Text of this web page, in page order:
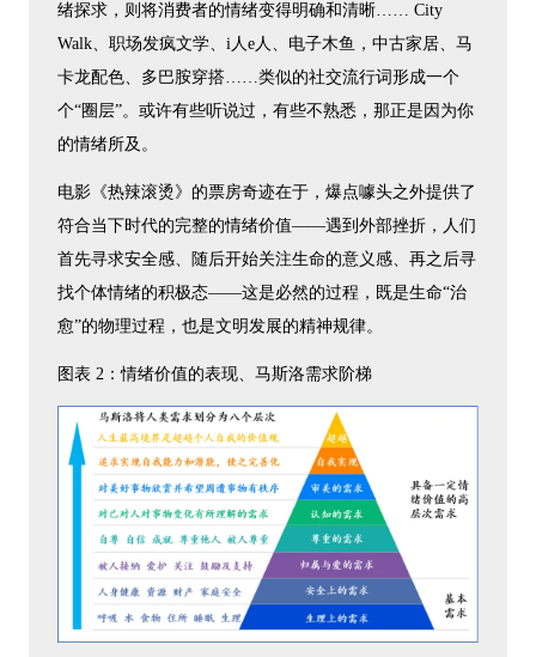
绪探求，则将消费者的情绪变得明确和清晰…… City
Walk、职场发疯文学、i人e人、电子木鱼，中古家居、马
卡龙配色、多巴胺穿搭……类似的社交流行词形成一个
个“圈层”。或许有些听说过，有些不熟悉，那正是因为你
的情绪所及。
电影《热辣滚烫》的票房奇迹在于，爆点噱头之外提供了
符合当下时代的完整的情绪价值——遇到外部挫折，人们
首先寻求安全感、随后开始关注生命的意义感、再之后寻
找个体情绪的积极态——这是必然的过程，既是生命“治
愈”的物理过程，也是文明发展的精神规律。
图表 2：情绪价值的表现、马斯洛需求阶梯